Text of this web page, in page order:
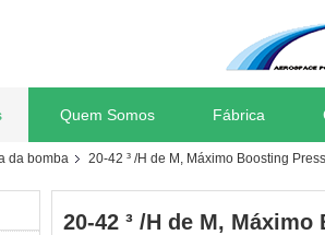
Quem Somos Fábrica
da bomba
20-42 ³ /H de M, Máximo Boosting
20-42 ³ /H de M,